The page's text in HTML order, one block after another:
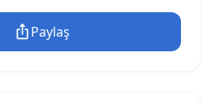
Paylaş